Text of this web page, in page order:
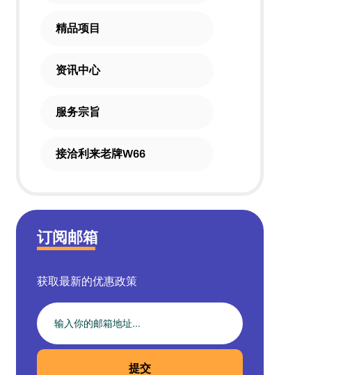
精品项目
资讯中心
服务宗旨
接洽利来老牌W66
订阅邮箱
获取最新的优惠政策
提交